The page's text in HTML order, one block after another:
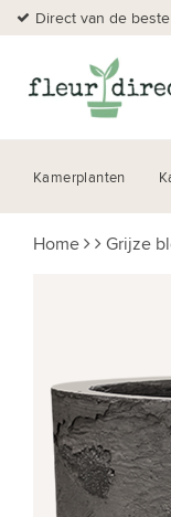
Direct van de
Kamerplanten
Home Grijze